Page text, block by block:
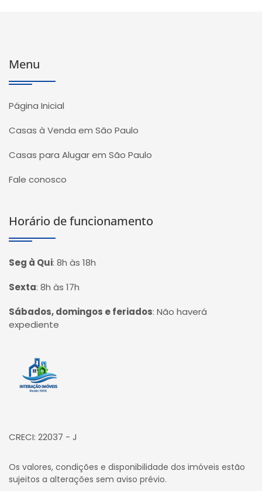
Menu
Página Inicial
Casas à Venda em São Paulo
Casas para Alugar em São Paulo
Fale conosco
Horário de funcionamento
Seg à Qui: 8h às 18h
Sexta: 8h às 17h
Sábados, domingos e feriados: Não haverá
expediente
Página inicial
CRECI: 22037 - J
Os valores, condições e disponibilidade dos imóveis estão
sujeitos a alterações sem aviso prévio.